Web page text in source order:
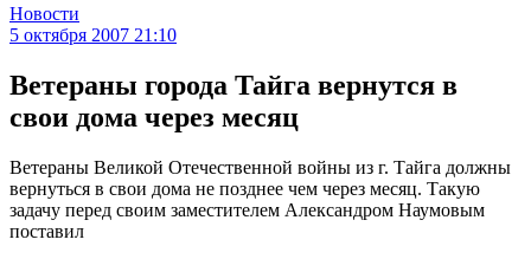
Новости
5 октября 2007 21:10
Ветераны города Тайга вернутся в
свои дома через месяц
Ветераны Великой Отечественной войны из г. Тайга должны
вернуться в свои дома не позднее чем через месяц. Такую
задачу перед своим заместителем Александром Наумовым
поставил